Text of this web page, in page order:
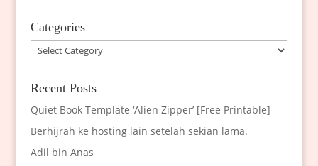
Categories
Categories
Recent Posts
Quiet Book Template ‘Alien Zipper’ [Free Printable]
Berhijrah ke hosting lain setelah sekian lama.
Adil bin Anas